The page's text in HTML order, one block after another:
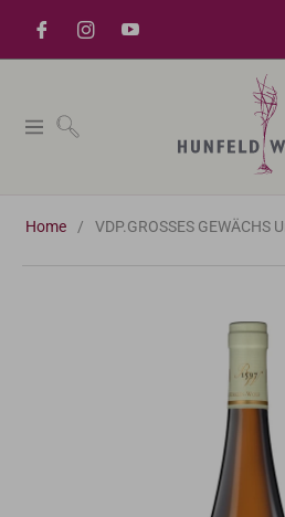
Navigation
Home / VDP.GROSSES GEWÄCHS